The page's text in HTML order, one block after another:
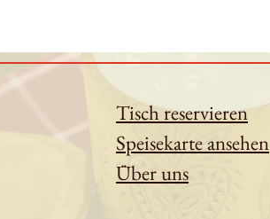
Tisch reservieren
Speisekarte ansehen
Über uns